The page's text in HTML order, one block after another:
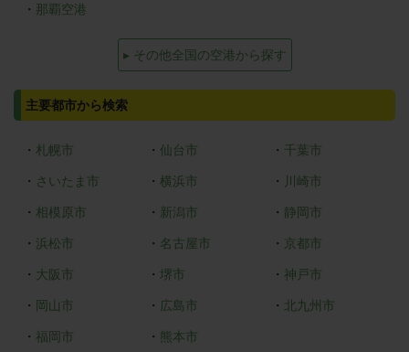
・ 那覇空港
▸ その他全国の空港から探す
主要都市から検索
・ 札幌市 ・ 仙台市 ・ 千葉市
・ さいたま市 ・ 横浜市 ・ 川崎市
・ 相模原市 ・ 新潟市 ・ 静岡市
・ 浜松市 ・ 名古屋市 ・ 京都市
・ 大阪市 ・ 堺市 ・ 神戸市
・ 岡山市 ・ 広島市 ・ 北九州市
・ 福岡市 ・ 熊本市